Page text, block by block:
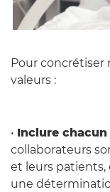
Pour concrétiser
valeurs :
• Inclure
collaborateurs
et leurs patients,
une